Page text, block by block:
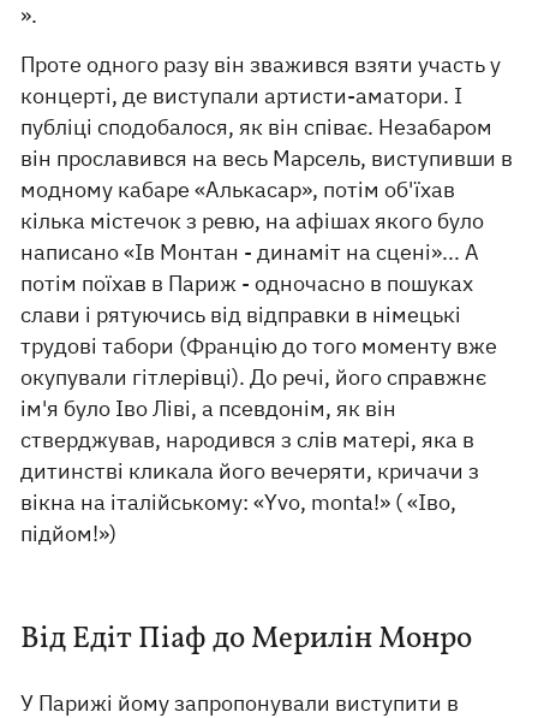
».
Проте одного разу він зважився взяти участь у
концерті, де виступали артисти-аматори. І
публіці сподобалося, як він співає. Незабаром
він прославився на весь Марсель, виступивши в
модному кабаре «Алькасар», потім об'їхав
кілька містечок з ревю, на афішах якого було
написано «Ів Монтан - динаміт на сцені»... А
потім поїхав в Париж - одночасно в пошуках
слави і рятуючись від відправки в німецькі
трудові табори (Францію до того моменту вже
окупували гітлерівці). До речі, його справжнє
ім'я було Іво Ліві, а псевдонім, як він
стверджував, народився з слів матері, яка в
дитинстві кликала його вечеряти, кричачи з
вікна на італійському: «Yvo, monta!» ( «Іво,
підйом!»)
Від Едіт Піаф до Мерилін Монро
У Парижі йому запропонували виступити в